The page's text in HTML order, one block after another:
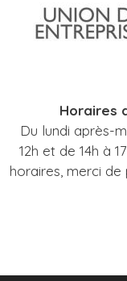
Horaires
Du lundi après-
12h et de 14h à
horaires, merci